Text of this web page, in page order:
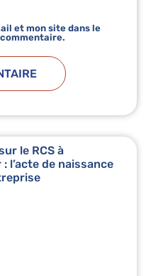
et mon site dans le
le RCS à
l’acte de naissance